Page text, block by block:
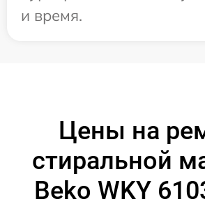
и время.
Цены на
стиральной
Beko WKY